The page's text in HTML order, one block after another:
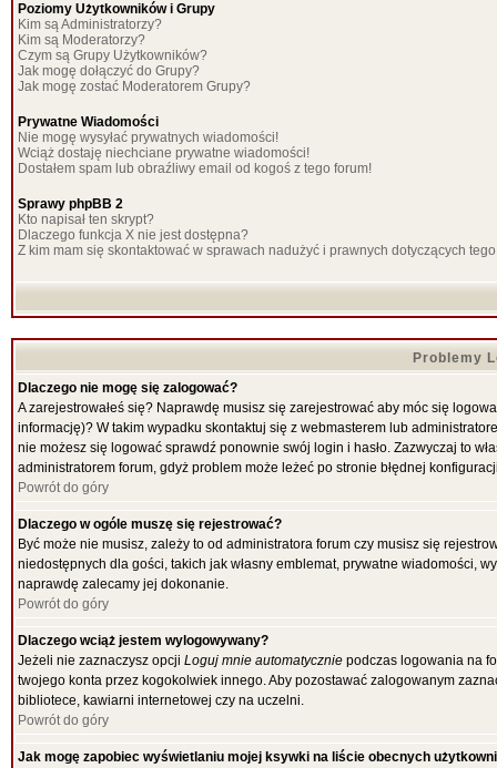
Poziomy Użytkowników i Grupy
Kim są Administratorzy?
Kim są Moderatorzy?
Czym są Grupy Użytkowników?
Jak mogę dołączyć do Grupy?
Jak mogę zostać Moderatorem Grupy?
Prywatne Wiadomości
Nie mogę wysyłać prywatnych wiadomości!
Wciąż dostaję niechciane prywatne wiadomości!
Dostałem spam lub obraźliwy email od kogoś z tego forum!
Sprawy phpBB 2
Kto napisał ten skrypt?
Dlaczego funkcja X nie jest dostępna?
Z kim mam się skontaktować w sprawach nadużyć i prawnych dotyczących
Problemy
Dlaczego nie mogę się zalogować?
A zarejestrowałeś się? Naprawdę musisz się zarejestrować aby móc się
informację)? W takim wypadku skontaktuj się z webmasterem lub
nie możesz się logować sprawdź ponownie swój login i hasło. Zazwyczaj to
administratorem forum, gdyż problem może leżeć po stronie błędnej
Powrót do góry
Dlaczego w ogóle muszę się rejestrować?
Być może nie musisz, zależy to od administratora forum czy musisz się
niedostępnych dla gości, takich jak własny emblemat, prywatne wiadomości,
naprawdę zalecamy jej dokonanie.
Powrót do góry
Dlaczego wciąż jestem wylogowywany?
Jeżeli nie zaznaczysz opcji Loguj mnie automatycznie podczas logowania na
twojego konta przez kogokolwiek innego. Aby pozostawać zalogowanym
bibliotece, kawiarni internetowej czy na uczelni.
Powrót do góry
Jak mogę zapobiec wyświetlaniu mojej ksywki na liście obecnych